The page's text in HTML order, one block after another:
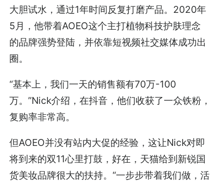
大胆试水，通过1年时间反复打磨产品。2020年
5月，他带着AOEO这个主打植物科技护肤理念
的品牌强势登陆，并依靠短视频社交媒体成功出
圈。
“基本上，我们一天的销售额有70万-100
万。”Nick介绍，在抖音，他们收获了一众铁粉，
复购率非常高。
但AOEO并没有站内大促的经验，这让Nick对即
将到来的双11心里打鼓，好在，天猫给到新锐国
货美妆品牌很大的扶持。“一步步带着我们做，活